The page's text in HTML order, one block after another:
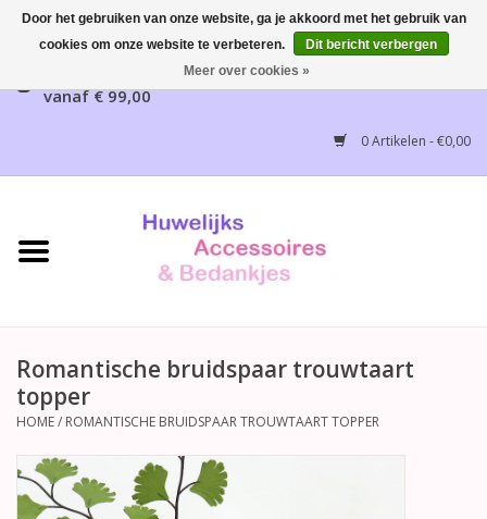
Gratis verzending mogelijk, NL vanaf € 65,00, België
vanaf € 99,00
0 Artikelen - €0,00
Home
Bruidsaccessoires
Huwelijksreceptie
Disney Huwelijk
Romantische bruidspaar trouwtaart
topper
HOME/ ROMANTISCHE BRUIDSPAAR TROUWTAART TOPPER
Door het gebruiken van onze website, ga je akkoord met het gebruik van
cookies om onze website te verbeteren.
Dit bericht verbergen
Meer over cookies »